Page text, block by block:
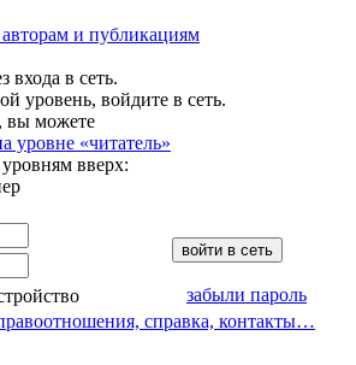
и публикациям
входа в сеть.
уровень, войдите в сеть.
вы можете
уровне «читатель»
вверх:
забыли пароль
справка, контакты…